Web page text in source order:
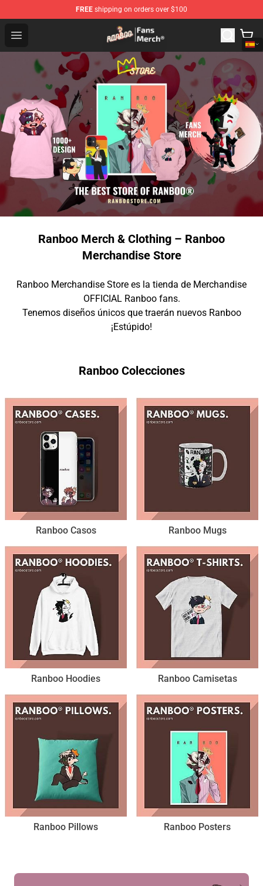
FREE shipping on orders over $100
Open menu
Ranboo Store - Official Ranboo Merchandise Shop
Ranboo Merch & Clothing – Ranboo
Merchandise Store
Ranboo Merchandise Store es la tienda de Merchandise
OFFICIAL Ranboo fans.
Tenemos diseños únicos que traerán nuevos Ranboo
¡Estúpido!
Ranboo Colecciones
Ranboo Casos Ranboo Mugs
Ranboo Hoodies Ranboo Camisetas
Ranboo Pillows Ranboo Posters